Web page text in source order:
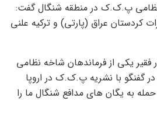
نظامی پ.ک.ک در منطقه شنگال گفت:
کردستان عراق (پارتی) و ترکیه علنی
فقیر یکی از فرماندهان شاخه نظامی
گفنگو با نشریه پ.ک.ک در اروپا
به یگان های مدافع شنگال ما را